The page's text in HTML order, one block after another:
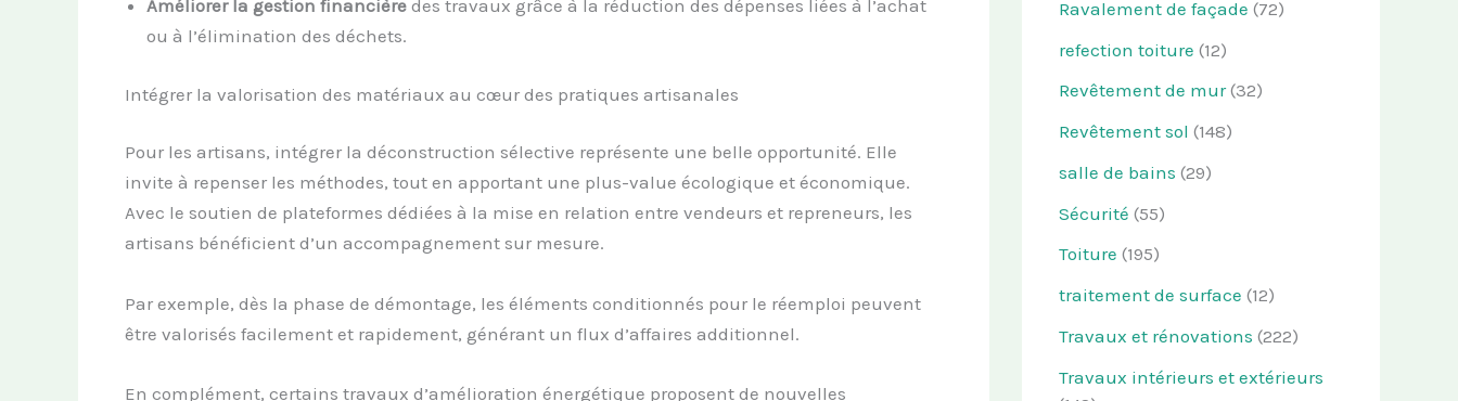
Améliorer la gestion financièredes travaux grâce à la réduction des dépenses liées à l’achat
ou à l’élimination des déchets.
Intégrer la valorisation des matériaux au cœur des pratiques artisanales
Pour les artisans, intégrer la déconstruction sélective représente une belle opportunité. Elle
invite à repenser les méthodes, tout en apportant une plus-value écologique et économique.
Avec le soutien de plateformes dédiées à la mise en relation entre vendeurs et repreneurs, les
artisans bénéficient d’un accompagnement sur mesure.
Par exemple, dès la phase de démontage, les éléments conditionnés pour le réemploi peuvent
être valorisés facilement et rapidement, générant un flux d’affaires additionnel.
En complément, certains travaux d’amélioration énergétique proposent de nouvelles
Ravalement de façade (72)
refection toiture (12)
Revêtement de mur(32)
Revêtement sol (148)
salle de bains (29)
Sécurité (55)
Toiture (195)
traitement de surface (12)
Travaux et rénovations (222)
Travaux intérieurs et extérieurs